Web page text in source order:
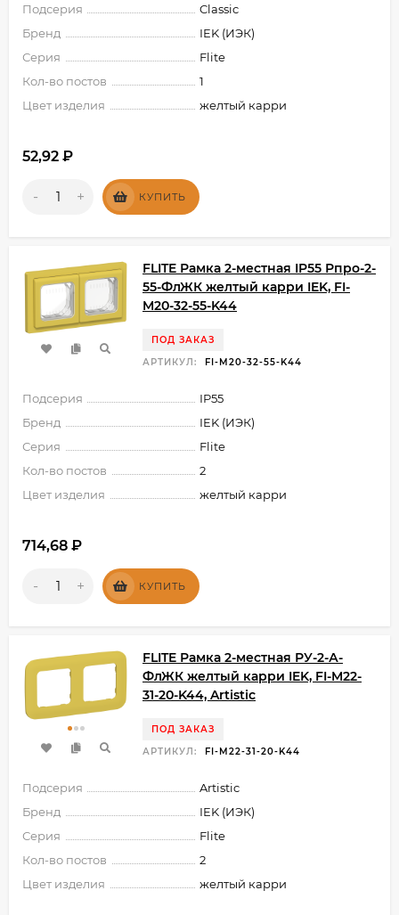
Подсерия
Classic
Бренд
IEK (ИЭК)
Серия
Flite
Кол-во постов
1
Цвет изделия
желтый карри
52,92 ₽
- + КУПИТЬ
FLITE Рамка 2-местная IP55 Рпро-2-
55-ФлЖК желтый карри IEK, FI-
M20-32-55-K44
ПОД ЗАКАЗ
АРТИКУЛ:
FI-M20-32-55-K44
Подсерия
IP55
Бренд
IEK (ИЭК)
Серия
Flite
Кол-во постов
2
Цвет изделия
желтый карри
714,68 ₽
- + КУПИТЬ
FLITE Рамка 2-местная РУ-2-А-
ФлЖК желтый карри IEK, FI-M22-
31-20-K44, Artistic
ПОД ЗАКАЗ
АРТИКУЛ:
FI-M22-31-20-K44
Подсерия
Artistic
Бренд
IEK (ИЭК)
Серия
Flite
Кол-во постов
2
Цвет изделия
желтый карри